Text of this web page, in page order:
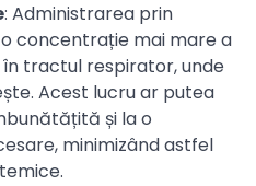
: Administrarea prin
concentrație mai mare a
tractul respirator, unde
Acest lucru ar putea
și la o
minimizând astfel